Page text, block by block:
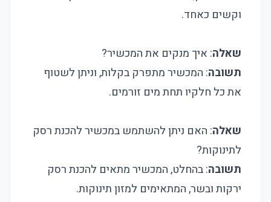
וקשים כאחד.
שאלה: איך מנקים את המכשיר?
תשובה: המכשיר מתפרק בקלות, וניתן לשטוף
את כל חלקיו תחת מים זורמים.
שאלה: האם ניתן להשתמש במכשיר להכנת רסק
לתינוקות?
תשובה: בהחלט, המכשיר מתאים להכנת רסק
ירקות ובשר, המתאימים למזון תינוקות.